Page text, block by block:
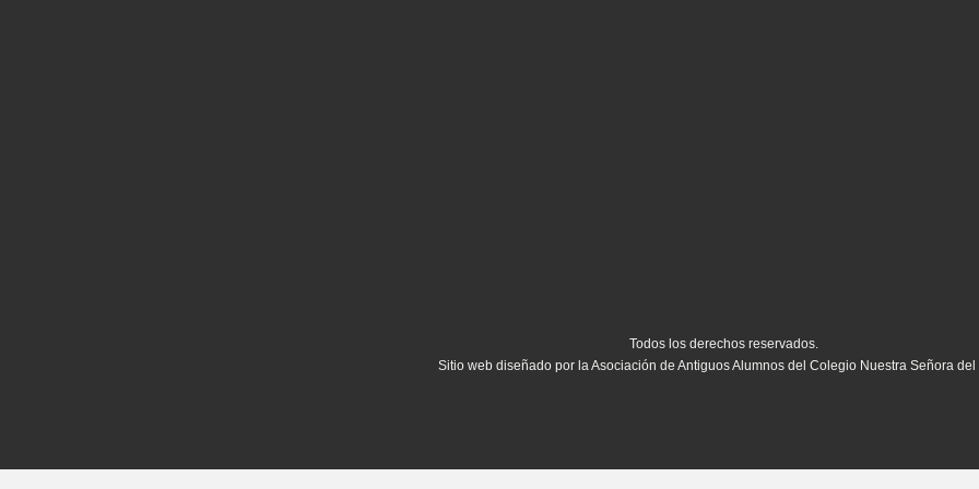
Todos los derechos reservados.
Sitio web diseñado por la Asociación de Antiguos Alumnos del Colegio Nuestra Señora del